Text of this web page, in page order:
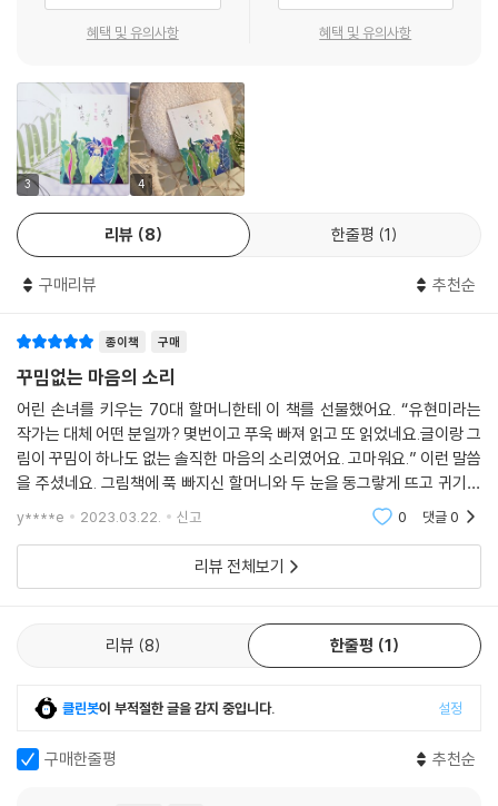
온 세상과 함께 누렇게 익어 가며 한들한들 바람 그네 타는 시래기. 겉으로
무릎담요처럼 덮은 응달의 겨울 시금치는 맨몸으로 추위와 싸우느라 붉으
락푸르락 멍이 들었을까. 분명 뽑아서 뿌리를 하늘 쪽으로 두었는데 아무
일 없었다는 듯 다시 뿌리를 내린 쇠비름은 불사조라도 되는 걸까. 따지 말
라고 일제히 눈을 치켜뜬 끝물 고추들은 아직 때가 아니라고 항변하는 걸
까.
텃밭 모든 것들과 생명 대 생명으로 동등하게 눈 맞추며 대화하는 시선으
유 있는 기세등등함을, 김맨 지가 언젠데 안 죽고 살아 있는 쇠비름의 능청
에 잎을 갉아 먹는 작은 벌레나 위풍당당 거미나 큰 잠 자는 꿀벌 역시도.
그렇게 온 삼라만상에 담긴 넘치는 생명력을 뿜어내며, 끊임없이 생성하고
소멸하는 생명의 본질을 통찰한다. 어떤 작은 생명에서조차 어김없는 생명
의 비애를 읽어 내는 감수성, 그 언어를 알아듣는 섬세함, 나와 작은 벌레를
구분 짓지 않는 평등함이 경이롭다.
내가 자연의 일부임을 절로 알게 된다. 본디 모습인 흙 인간으로 복구된다.
__ 유현미
휘청휘청 제 몸보다 몇십 배나 큰 매미 날개를 끌고 가는 개미. 다가가자 달
아나는 척 멀어졌다가 다시 와서 끌고 가고 또 달아나는 척하다 다시 와서
끌고 간다. 어디 먹고 사는 일의 엄정함이 작은 개미라고 비켜 갈 리 있으
흙에서 끝없이 나오는 비닐 조각들. 온 세상에 넘쳐 나는 비닐 조각에 대한
당혹감은 아주 현실적인 고민이다.
혜택 및 유의사항 혜택 및 유의사항
3 4
리뷰 8 한줄평 1
구매리뷰 추천순
종이책 구매
꾸밈없는 마음의 소리
어린 손녀를 키우는 70대 할머니한테 이 책를 선물했어요. “유현미라는
작가는 대체 어떤 분일까? 몇번이고 푸욱 빠져 읽고 또 읽었네요.글이랑 그
림이 꾸밈이 하나도 없는 솔직한 마음의 소리였어요. 고마워요.” 이런 말씀
을 주셨네요. 그림책에 푹 빠지신 할머니와 두 눈을 동그랗게 뜨고 귀기울
여 듣는 어여쁜 손녀의 모습이 떠올라 선물한 제가 오히려 더 기뻤답니다.
생명의 소리와
y****e 2023.03.22. 신고 0 댓글0
리뷰 전체보기
리뷰 8 한줄평 1
클린봇이 부적절한 글을 감지 중입니다. 설정
구매한줄평 추천순